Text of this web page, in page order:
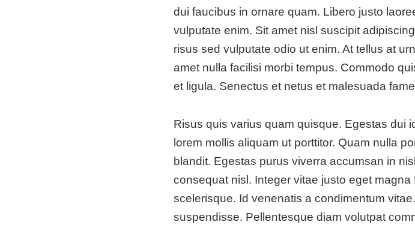
dui faucibus in ornare quam. Libero justo
vulputate enim. Sit amet nisl suscipit
risus sed vulputate odio ut enim. At tellus at
amet nulla facilisi morbi tempus. Commodo
et ligula. Senectus et netus et malesuada
Risus quis varius quam quisque. Egestas dui
lorem mollis aliquam ut porttitor. Quam nulla
blandit. Egestas purus viverra accumsan in
consequat nisl. Integer vitae justo eget
scelerisque. Id venenatis a condimentum
suspendisse. Pellentesque diam volutpat